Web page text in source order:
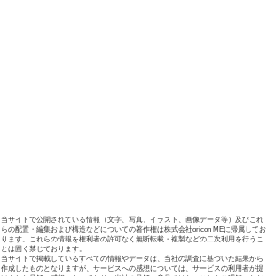
当サイトで公開されている情報（文字、写真、イラスト、画像データ等）及びこれ
らの配置・編集および構造などについての著作権は株式会社oricon MEに帰属してお
ります。これらの情報を権利者の許可なく無断転載・複製などの二次利用を行うこ
とは固く禁じております。
当サイトで掲載しているすべての情報やデータは、当社の調査に基づいた結果から
作成したものとなりますが、サービスへの感想については、サービスの利用者が提